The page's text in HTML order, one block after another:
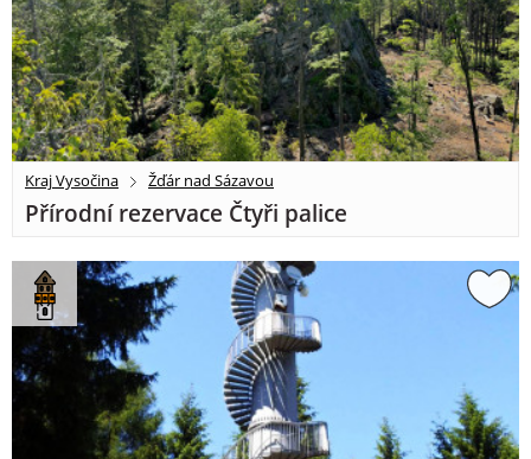
Kraj Vysočina Žďár nad Sázavou
Přírodní rezervace Čtyři palice